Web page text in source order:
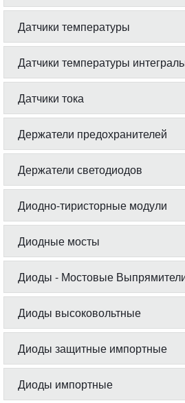
Датчики температуры
Датчики температуры
Датчики тока
Держатели предохранителей
Держатели светодиодов
Диодно-тиристорные модули
Диодные мосты
Диоды - Мостовые
Диоды высоковольтные
Диоды защитные импортные
Диоды импортные